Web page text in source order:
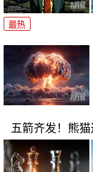
最热
五箭齐发！熊